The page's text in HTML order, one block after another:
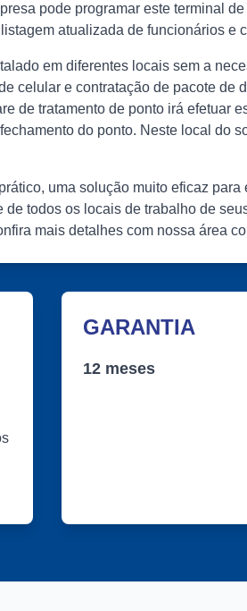
pode programar este terminal
atualizada de funcionários e
em diferentes locais sem a
celular e contratação de pacote de
de tratamento de ponto irá efetuar
do ponto. Neste local do
uma solução muito eficaz para
todos os locais de trabalho de
mais detalhes com nossa área
GARANTIA
12 meses